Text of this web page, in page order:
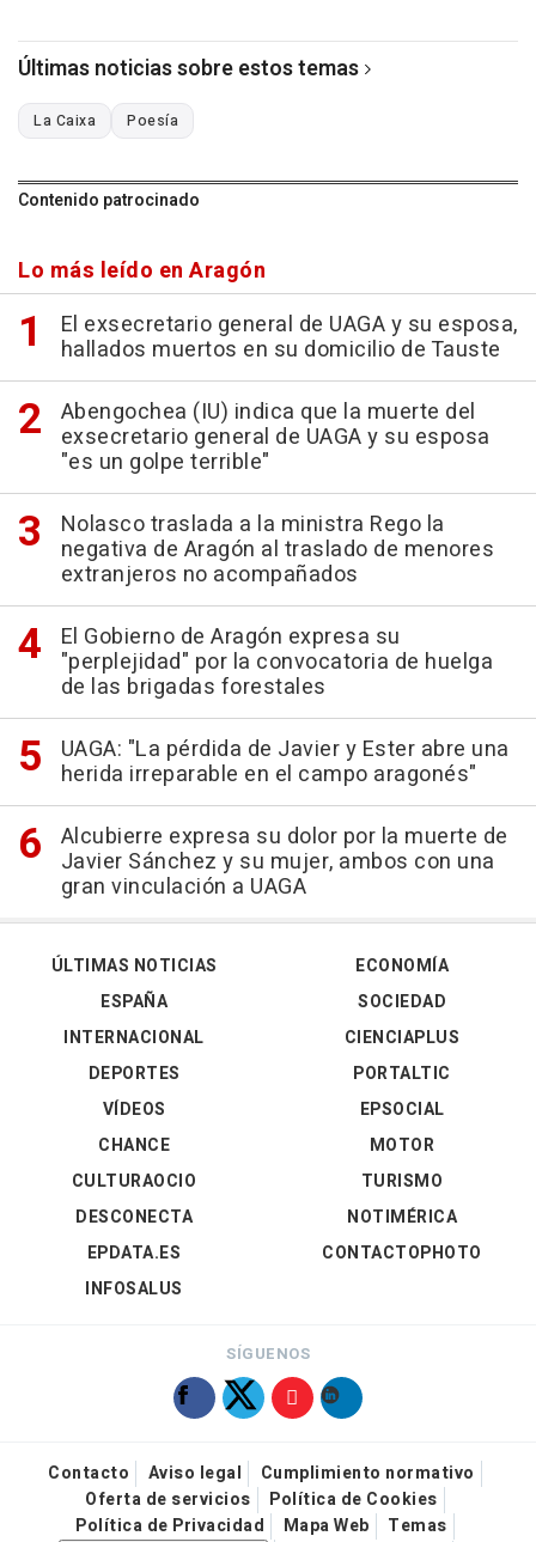
Últimas noticias sobre estos temas
La Caixa Poesía
Contenido patrocinado
Lo más leído en Aragón
El exsecretario general de UAGA y su esposa,
hallados muertos en su domicilio de Tauste
Abengochea (IU) indica que la muerte del
exsecretario general de UAGA y su esposa
"es un golpe terrible"
Nolasco traslada a la ministra Rego la
negativa de Aragón al traslado de menores
extranjeros no acompañados
El Gobierno de Aragón expresa su
"perplejidad" por la convocatoria de huelga
de las brigadas forestales
UAGA: "La pérdida de Javier y Ester abre una
herida irreparable en el campo aragonés"
Alcubierre expresa su dolor por la muerte de
Javier Sánchez y su mujer, ambos con una
gran vinculación a UAGA
ÚLTIMAS NOTICIAS
ESPAÑA
INTERNACIONAL
DEPORTES
VÍDEOS
ECONOMÍA
SOCIEDAD
CIENCIAPLUS
PORTALTIC
EPSOCIAL
CHANCE
CULTURAOCIO
DESCONECTA
EPDATA.ES
INFOSALUS
MOTOR
TURISMO
NOTIMÉRICA
CONTACTOPHOTO
SÍGUENOS
Contacto Aviso legal
Cumplimiento normativo
Oferta de servicios
Política de Cookies
Política de Privacidad
Mapa Web
Temas